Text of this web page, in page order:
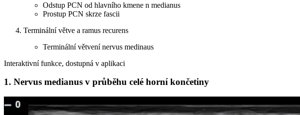
Odstup PCN od hlavního kmene n medianus
Prostup PCN skrze fascii
Terminální větve a ramus recurens
Terminální větvení nervus medinaus
Interaktivní funkce, dostupná v aplikaci
1. Nervus medianus v průběhu celé horní končetiny